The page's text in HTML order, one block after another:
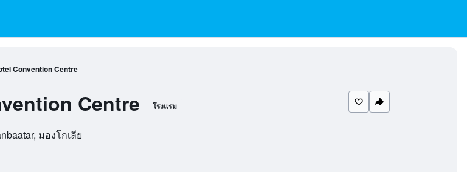
Convention Centre
Centre โรงแรม
มองโกเลีย